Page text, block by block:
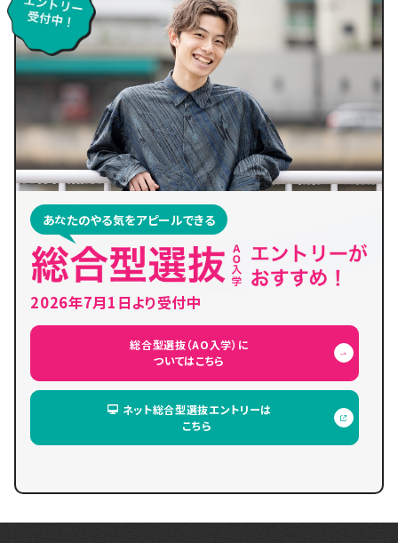
あなたのやる気をアピールできる
2026年7月1日より受付中
総合型選抜（AO入学）に
ついてはこちら
ネット総合型選抜エントリーは
こちら